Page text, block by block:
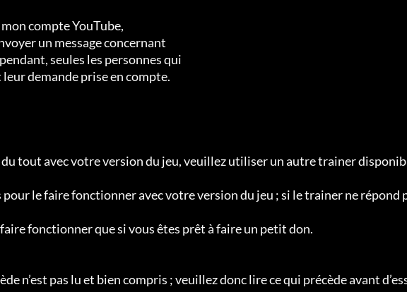
compte YouTube,
un message concernant
seules les personnes qui
demande prise en compte.
tout avec votre version du jeu, veuillez utiliser un autre trainer
pour le faire fonctionner avec votre version du jeu ; si le trainer ne répond
fonctionner que si vous êtes prêt à faire un petit don.
n’est pas lu et bien compris ; veuillez donc lire ce qui précède avant